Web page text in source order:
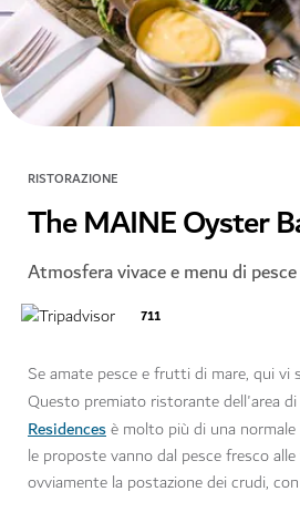
RISTORAZIONE
The MAINE Oyster
Atmosfera vivace e menu di
711
Se amate pesce e frutti di mare, qui vi
Questo premiato ristorante dell'area di
Residencesè molto più di una
le proposte vanno dal pesce fresco
ovviamente la postazione dei crudi,